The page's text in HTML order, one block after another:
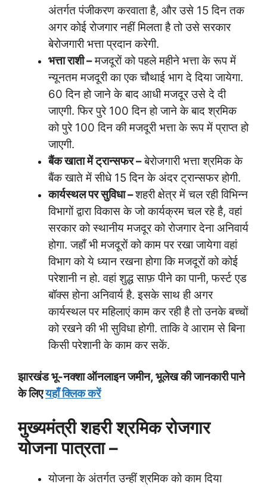
अंतर्गत पंजीकरण करवाता है, और उसे 15 दिन तक
अगर कोई रोजगार नहीं मिलता है तो उसे सरकार
बेरोजगारी भत्ता प्रदान करेगी.
भत्ता राशी –मजदूरों को पहले महीने भत्ता के रूप में
न्यूनतम मजदूरी का एक चौथाई भाग दे दिया जायेगा.
60 दिन हो जाने के बाद आधी मजदूर उसे दे दी
जाएगी. फिर पुरे 100 दिन हो जाने के बाद श्रमिक
को पुरे 100 दिन की मजदूरी भत्ता के रूप में प्राप्त हो
जाएगी.
बैंक खाता में ट्रान्सफर –बेरोजगारी भत्ता श्रमिक के
बैंक खाते में सीधे 15 दिन के अंदर ट्रान्सफर होगी.
कार्यस्थल पर सुविधा –शहरी क्षेत्र में चल रही विभिन्न
विभागों द्वारा विकास के जो कार्यक्रम चल रहे है, वहां
सरकार को स्थानीय मजदूर को रोजगार देना अनिवार्य
होगा. जहाँ भी मजदूरों को काम पर रखा जायेगा वहां
विभाग को ये ध्यान रखना होगा कि मजदूरों को कोई
परेशानी न हो. वहां शुद्ध साफ़ पीने का पानी, फर्स्ट एड
बॉक्स होना अनिवार्य है. इसके साथ ही अगर
कार्यस्थल पर महिलाएं काम कर रही है तो उनके बच्चों
को रखने की भी सुविधा होगी. ताकि वे आराम से बिना
किसी परेशानी के काम कर सकें.
झारखंड भू-नक्शा ऑनलाइन जमीन,भूलेख की जानकारी पाने
के लिएयहाँ क्लिक करें
मुख्यमंत्री शहरी श्रमिक रोजगार
योजना पात्रता –
योजना के अंतर्गत उन्हीं श्रमिक को काम दिया